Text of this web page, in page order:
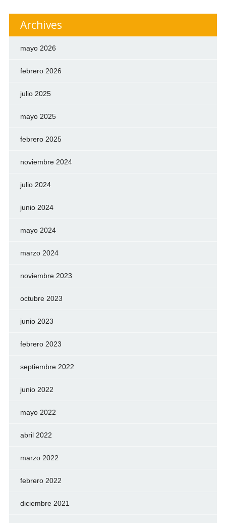
Archives
mayo 2026
febrero 2026
julio 2025
mayo 2025
febrero 2025
noviembre 2024
julio 2024
junio 2024
mayo 2024
marzo 2024
noviembre 2023
octubre 2023
junio 2023
febrero 2023
septiembre 2022
junio 2022
mayo 2022
abril 2022
marzo 2022
febrero 2022
diciembre 2021